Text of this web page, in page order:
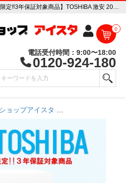
【送料無料】 【東京23区エリア限定‼3年保証対象商品】TOSHIBA 激安 2015～2019年式 中古家電おまかせ冷蔵庫 中古家電販売専門店 リサイクルショップ アイスタ
0
電話受付時間：9:00〜18:00
0120-924-180
ョップアイスタ